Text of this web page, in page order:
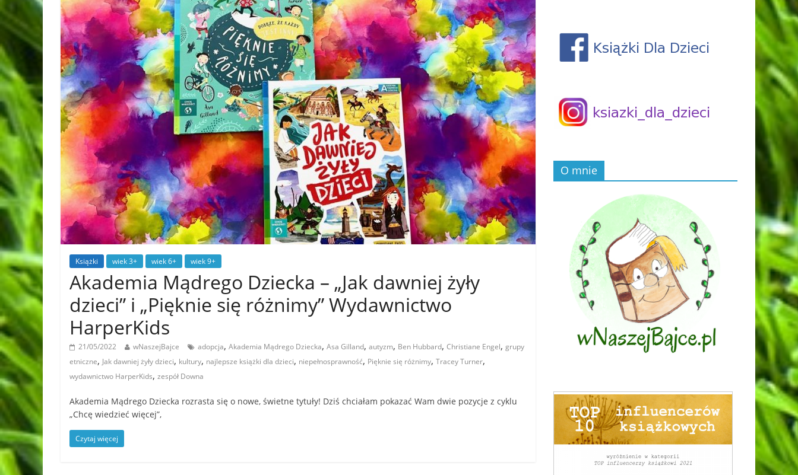
Książki wiek 3+ wiek 6+ wiek 9+
Akademia Mądrego Dziecka – „Jak dawniej żyły
dzieci” i „Pięknie się różnimy” Wydawnictwo
HarperKids
21/05/2022 wNaszejBajce adopcja, Akademia Mądrego Dziecka, Asa Gilland, autyzm, Ben Hubbard, Christiane Engel, grupy
etniczne, Jak dawniej żyły dzieci, kultury, najlepsze książki dla dzieci, niepełnosprawność, Pięknie się różnimy, Tracey Turner,
wydawnictwo HarperKids, zespół Downa
Akademia Mądrego Dziecka rozrasta się o nowe, świetne tytuły! Dziś chciałam pokazać Wam dwie pozycje z cyklu
„Chcę wiedzieć więcej”,
Czytaj więcej
O mnie